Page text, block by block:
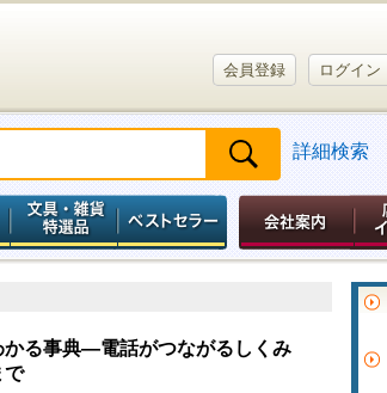
会員登録 ログイン
詳細検索
る事典―電話がつながるしくみ
で